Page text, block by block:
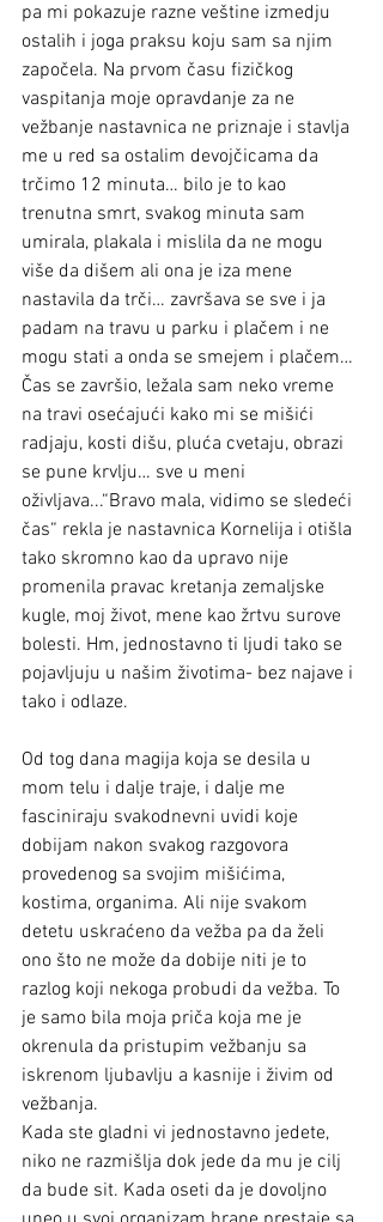
pa mi pokazuje razne veštine izmedju
ostalih i joga praksu koju sam sa njim
započela. Na prvom času fizičkog
vaspitanja moje opravdanje za ne
vežbanje nastavnica ne priznaje i stavlja
me u red sa ostalim devojčicama da
trčimo 12 minuta… bilo je to kao
trenutna smrt, svakog minuta sam
umirala, plakala i mislila da ne mogu
više da dišem ali ona je iza mene
nastavila da trči… završava se sve i ja
padam na travu u parku i plačem i ne
mogu stati a onda se smejem i plačem…
Čas se završio, ležala sam neko vreme
na travi osećajući kako mi se mišići
radjaju, kosti dišu, pluća cvetaju, obrazi
se pune krvlju… sve u meni
oživljava...“Bravo mala, vidimo se sledeći
čas“ rekla je nastavnica Kornelija i otišla
tako skromno kao da upravo nije
promenila pravac kretanja zemaljske
kugle, moj život, mene kao žrtvu surove
bolesti. Hm, jednostavno ti ljudi tako se
pojavljuju u našim životima- bez najave i
tako i odlaze.
Od tog dana magija koja se desila u
mom telu i dalje traje, i dalje me
fasciniraju svakodnevni uvidi koje
dobijam nakon svakog razgovora
provedenog sa svojim mišićima,
kostima, organima. Ali nije svakom
detetu uskraćeno da vežba pa da želi
ono što ne može da dobije niti je to
razlog koji nekoga probudi da vežba. To
je samo bila moja priča koja me je
okrenula da pristupim vežbanju sa
iskrenom ljubavlju a kasnije i živim od
vežbanja.
Kada ste gladni vi jednostavno jedete,
niko ne razmišlja dok jede da mu je cilj
da bude sit. Kada oseti da je dovoljno